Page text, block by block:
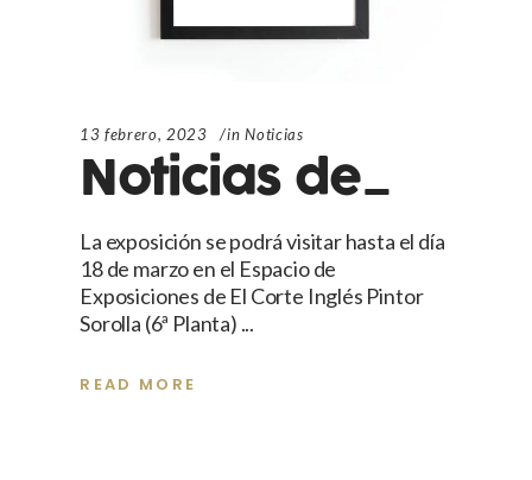
13 febrero, 2023 in Noticias
Noticias de_
La exposición se podrá visitar hasta el día
18 de marzo en el Espacio de
Exposiciones de El Corte Inglés Pintor
Sorolla (6ª Planta)
READ MORE